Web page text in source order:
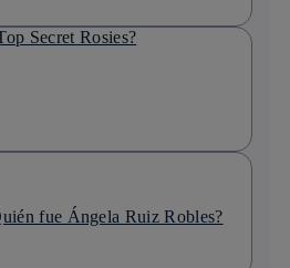
Secret Rosies?
fue Ángela Ruiz Robles?